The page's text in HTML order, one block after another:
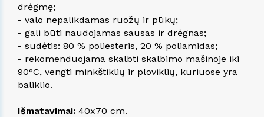
drėgmę;
- valo nepalikdamas ruožų ir pūkų;
- gali būti naudojamas sausas ir drėgnas;
- sudėtis: 80 % poliesteris, 20 % poliamidas;
- rekomenduojama skalbti skalbimo mašinoje iki
90°C, vengti minkštiklių ir ploviklių, kuriuose yra
baliklio.
Išmatavimai: 40x70 cm.